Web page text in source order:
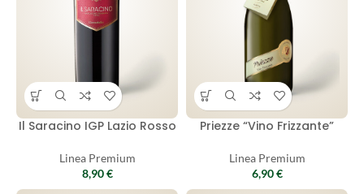
Il Saracino IGP Lazio Rosso
Linea Premium
8,90€
Priezze “Vino Frizzante”
Linea Premium
6,90€